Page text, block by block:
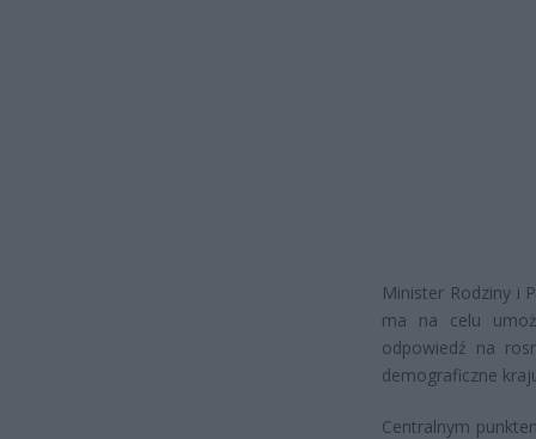
Minister Rodziny i
ma na celu
odpowiedź na
demograficzne
Centralnym